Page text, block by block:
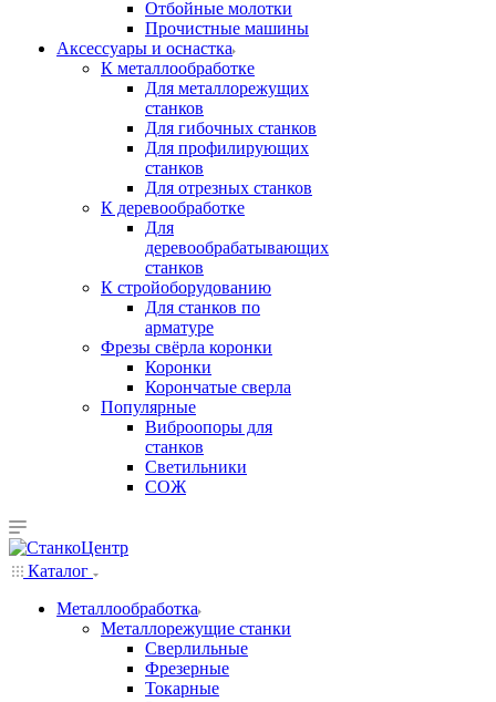
Отбойные молотки
Прочистные машины
Аксeccyapы и оснастка
К металлообработке
Для металлорежущих
станков
Для гибочных станков
Для профилирующих
станков
Для отрезных станков
К деревообработке
Для
деревообрабатывающих
станков
К стройоборудованию
Для станков по
арматуре
Фрезы свёрла коронки
Коронки
Корончатые сверла
Популярные
Виброопоры для
станков
Светильники
СОЖ
Каталог
Металлообработка
Металлорежущие станки
Сверлильные
Фрезерные
Токарные